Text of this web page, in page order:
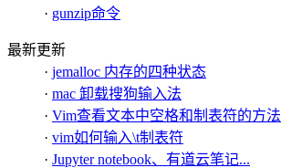
· gunzip命令
最新更新
· jemalloc 内存的四种状态
· mac 卸载搜狗输入法
· Vim查看文本中空格和制表符的方法
· vim如何输入\t制表符
· Jupyter notebook、有道云笔记...